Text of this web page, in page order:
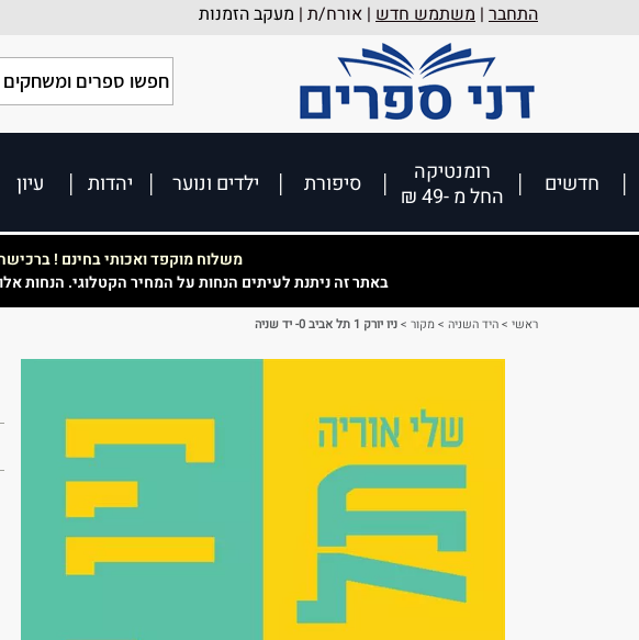
התחבר | משתמש חדש | אורח/ת | מעקב הזמנות
חדשים
רומנטיקה
החל מ -49 ₪
סיפורת ילדים ונוער יהדות עיון
משלוח מוקפד ואכותי בחינם ! ברכישה
באתר זה ניתנת לעיתים הנחות על המחיר הקטלוגי. הנחות
ראשי >היד השניה >מקור >ניו יורק 1 תל אביב 0- יד שניה